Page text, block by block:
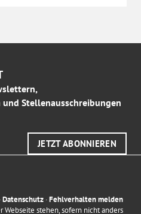
Stellenausschreibungen
JETZT ABONNIEREN
·Datenschutz ·Fehlverhalten melden
stehen, sofern nicht anders